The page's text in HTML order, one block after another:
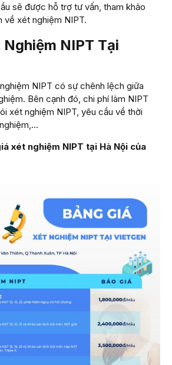
sẽ được hỗ trợ tư vấn, tham khảo
về xét nghiệm NIPT.
Nghiệm NIPT Tại
NIPT có sự chênh lệch giữa
Bên cạnh đó, chi phí làm NIPT
xét nghiệm NIPT, yêu cầu về thời
xét nghiệm NIPT tại Hà Nội của